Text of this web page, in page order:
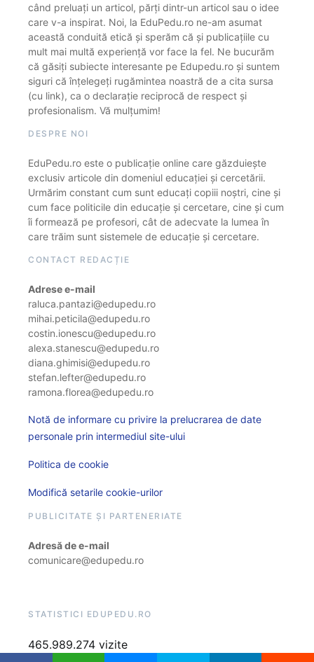
când preluați un articol, părți dintr-un articol sau o idee
care v-a inspirat. Noi, la EduPedu.ro ne-am asumat
această conduită etică și sperăm că și publicațiile cu
mult mai multă experiență vor face la fel. Ne bucurăm
că găsiți subiecte interesante pe Edupedu.ro și suntem
siguri că înțelegeți rugămintea noastră de a cita sursa
(cu link), ca o declarație reciprocă de respect și
profesionalism. Vă mulțumim!
DESPRE NOI
EduPedu.ro este o publicație online care găzduiește
exclusiv articole din domeniul educației și cercetării.
Urmărim constant cum sunt educați copiii noștri, cine și
cum face politicile din educație și cercetare, cine și cum
îi formează pe profesori, cât de adecvate la lumea în
care trăim sunt sistemele de educație și cercetare.
CONTACT REDACȚIE
Adrese e-mail
raluca.pantazi@edupedu.ro
mihai.peticila@edupedu.ro
costin.ionescu@edupedu.ro
alexa.stanescu@edupedu.ro
diana.ghimisi@edupedu.ro
stefan.lefter@edupedu.ro
ramona.florea@edupedu.ro
Notă de informare cu privire la prelucrarea de date
personale prin intermediul site-ului
Politica de cookie
Modifică setarile cookie-urilor
PUBLICITATE ȘI PARTENERIATE
Adresă de e-mail
comunicare@edupedu.ro
STATISTICI EDUPEDU.RO
465.989.274 vizite